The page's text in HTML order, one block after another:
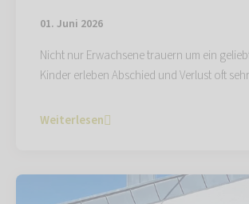
01. Juni 2026
Nicht nur Erwachsene trauern um ein
Kinder erleben Abschied und Verlust oft
Weiterlesen